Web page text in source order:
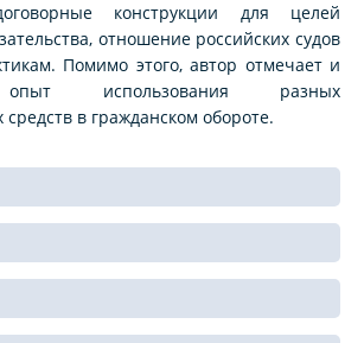
конструкции для целей
отношение российских судов
Помимо этого, автор отмечает и
использования разных
в гражданском обороте.